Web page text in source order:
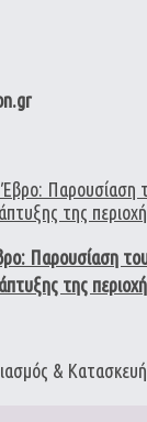
Παρουσίαση του
της
&